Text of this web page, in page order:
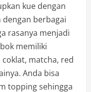
kue dengan
berbagai
rasanya menjadi
memiliki
matcha, red
Anda bisa
topping sehingga